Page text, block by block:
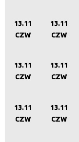
13.11
CZW
13.11
CZW
13.11
CZW
13.11
CZW
13.11
CZW
13.11
CZW